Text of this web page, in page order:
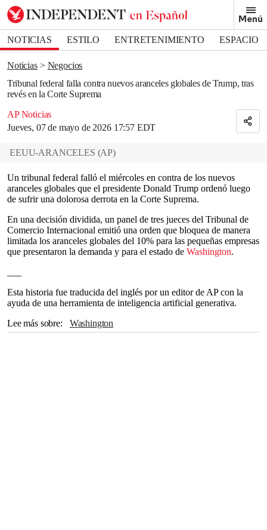
Menú
NOTICIAS ESTILO ENTRETENIMIENTO
ESPACIO
DEPORTES
Noticias
Negocios
Tribunal federal falla contra nuevos aranceles globales de Trump, tras
revés en la Corte Suprema
AP Noticias
Jueves, 07 de mayo de 2026 17:57 EDT
Bookmark popover
Removed from bookmarks
Close popover
EEUU-ARANCELES (AP)
Un tribunal federal falló el miércoles en contra de los nuevos
aranceles globales que el presidente Donald Trump ordenó luego
de sufrir una dolorosa derrota en la Corte Suprema.
En una decisión dividida, un panel de tres jueces del Tribunal de
Comercio Internacional emitió una orden que bloquea de manera
limitada los aranceles globales del 10% para las pequeñas empresas
que presentaron la demanda y para el estado de Washington.
Esta historia fue traducida del inglés por un editor de AP con la
ayuda de una herramienta de inteligencia artificial generativa.
Lee más sobre
Washington